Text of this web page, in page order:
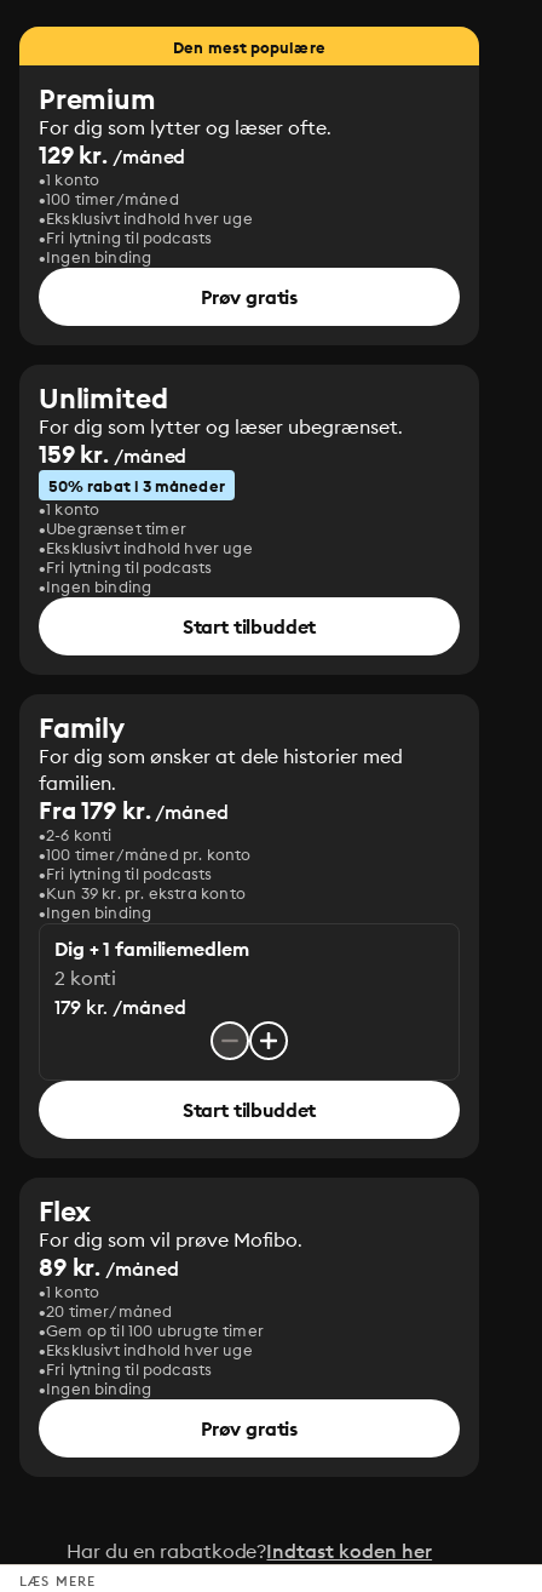
Den mest populære
Premium
For dig som lytter og læser ofte.
129 kr. /måned
1 konto
100 timer/måned
Eksklusivt indhold hver uge
Fri lytning til podcasts
Ingen binding
Prøv gratis
Unlimited
For dig som lytter og læser ubegrænset.
159 kr. /måned
50% rabat i 3 måneder
1 konto
Ubegrænset timer
Eksklusivt indhold hver uge
Fri lytning til podcasts
Ingen binding
Start tilbuddet
Family
For dig som ønsker at dele historier med
familien.
Fra 179 kr./måned
2-6 konti
100 timer/måned pr. konto
Fri lytning til podcasts
Kun 39 kr. pr. ekstra konto
Ingen binding
Dig + 1 familiemedlem
2 konti
179 kr. /måned
Start tilbuddet
Flex
For dig som vil prøve Mofibo.
89 kr. /måned
1 konto
20 timer/måned
Gem op til 100 ubrugte timer
Eksklusivt indhold hver uge
Fri lytning til podcasts
Ingen binding
Prøv gratis
Har du en rabatkode?Indtast koden her
LÆS MERE